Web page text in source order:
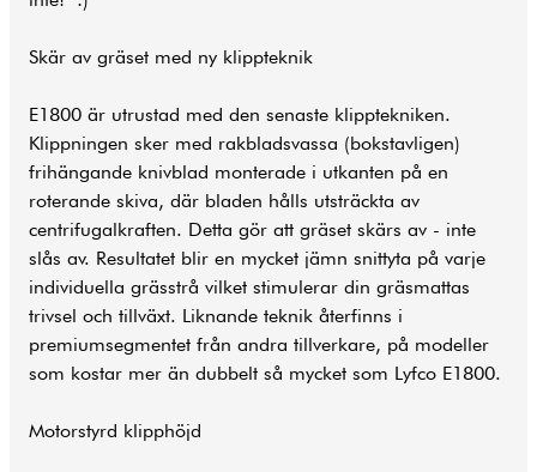
Skär av gräset med ny klippteknik
E1800 är utrustad med den senaste klipptekniken.
Klippningen sker med rakbladsvassa (bokstavligen)
frihängande knivblad monterade i utkanten på en
roterande skiva, där bladen hålls utsträckta av
centrifugalkraften. Detta gör att gräset skärs av - inte
slås av. Resultatet blir en mycket jämn snittyta på varje
individuella grässtrå vilket stimulerar din gräsmattas
trivsel och tillväxt. Liknande teknik återfinns i
premiumsegmentet från andra tillverkare, på modeller
som kostar mer än dubbelt så mycket som Lyfco E1800.
Motorstyrd klipphöjd